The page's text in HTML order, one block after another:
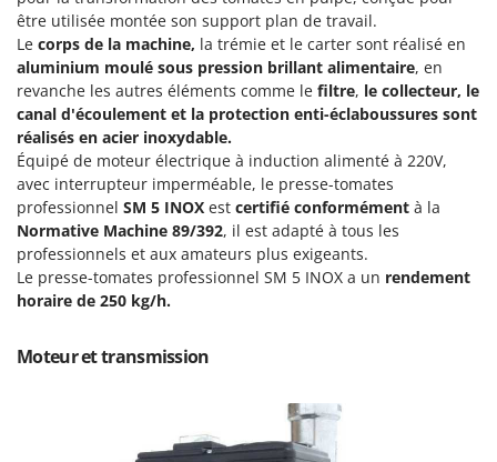
Groupes électrogènes
Gyrobroyeurs à lame pour tracteur
H
Haches - Cognées et Hachettes
Hachoirs à viande
Herses à Dents
Herses Rotatives
L
Lames à neige
Lames niveleuses pour tracteur
Machines à pâtes
E
EcoFlow
Edilmark
Effeuno
Einhell
Elegen
Energy Gruppi
Enotecnica Pillan
Eschenfelder
Eurosystems
Fama Industrie
être utilisée montée son support plan de travail.
Le corps de la machine, la trémie et le carter sont réalisé en
aluminium moulé sous pression brillant alimentaire, en
revanche les autres éléments comme le filtre, le collecteur, le
canal d'écoulement et la protection enti-éclaboussures sont
réalisés en acier inoxydable.
Équipé de moteur électrique à induction alimenté à 220V,
avec interrupteur imperméable, le presse-tomates
professionnel SM 5 INOX est certifié conformément à la
Normative Machine 89/392, il est adapté à tous les
professionnels et aux amateurs plus exigeants.
Le presse-tomates professionnel SM 5 INOX a un rendement
horaire de 250 kg/h.
Moteur et transmission